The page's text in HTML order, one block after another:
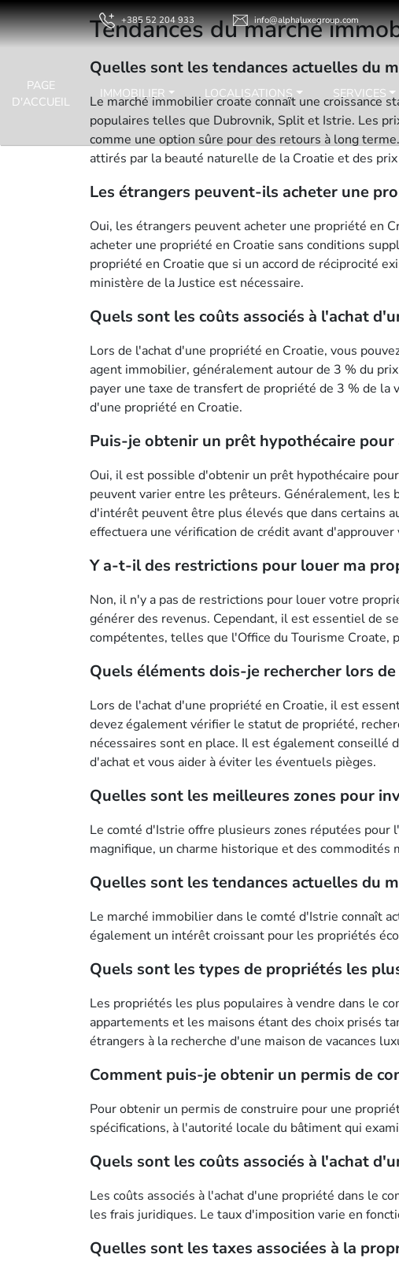
+385 52 204 933 info@alphaluxegroup.com
PAGE
D'ACCUEIL
IMMOBILIER LOCALISATIONS SERVICES
Tendances du marché
Quelles sont les tendances actuelles du
Le marché immobilier croate connaît une croissance
populaires telles que Dubrovnik, Split et Istrie. Les
comme une option sûre pour des retours à long
attirés par la beauté naturelle de la Croatie et des
Les étrangers peuvent-ils acheter une
Oui, les étrangers peuvent acheter une propriété en
acheter une propriété en Croatie sans conditions
propriété en Croatie que si un accord de réciprocité
ministère de la Justice est nécessaire.
Quels sont les coûts associés à l'achat
Lors de l'achat d'une propriété en Croatie, vous
agent immobilier, généralement autour de 3 % du
payer une taxe de transfert de propriété de 3 % de
d'une propriété en Croatie.
Puis-je obtenir un prêt hypothécaire
Oui, il est possible d'obtenir un prêt hypothécaire
peuvent varier entre les prêteurs. Généralement,
d'intérêt peuvent être plus élevés que dans certains
effectuera une vérification de crédit avant
Y a-t-il des restrictions pour louer ma
Non, il n'y a pas de restrictions pour louer votre
générer des revenus. Cependant, il est essentiel de
compétentes, telles que l'Office du Tourisme
Quels éléments dois-je rechercher lors
Lors de l'achat d'une propriété en Croatie, il est
devez également vérifier le statut de propriété,
nécessaires sont en place. Il est également conseillé
d'achat et vous aider à éviter les éventuels pièges.
Quelles sont les meilleures zones pour
Le comté d'Istrie offre plusieurs zones réputées
magnifique, un charme historique et des commodités
Quelles sont les tendances actuelles du
Le marché immobilier dans le comté d'Istrie connaît
également un intérêt croissant pour les propriétés
Quels sont les types de propriétés les
Les propriétés les plus populaires à vendre dans le
appartements et les maisons étant des choix prisés
étrangers à la recherche d'une maison de vacances
Comment puis-je obtenir un permis de
Pour obtenir un permis de construire pour une
spécifications, à l'autorité locale du bâtiment qui
Quels sont les coûts associés à l'achat
Les coûts associés à l'achat d'une propriété dans le
les frais juridiques. Le taux d'imposition varie en
Quelles sont les taxes associées à la